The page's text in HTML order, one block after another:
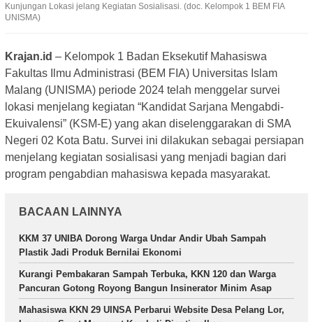
Kunjungan Lokasi jelang Kegiatan Sosialisasi. (doc. Kelompok 1 BEM FIA
UNISMA)
Krajan.id – Kelompok 1 Badan Eksekutif Mahasiswa
Fakultas Ilmu Administrasi (BEM FIA) Universitas Islam
Malang (UNISMA) periode 2024 telah menggelar survei
lokasi menjelang kegiatan “Kandidat Sarjana Mengabdi-
Ekuivalensi” (KSM-E) yang akan diselenggarakan di SMA
Negeri 02 Kota Batu. Survei ini dilakukan sebagai persiapan
menjelang kegiatan sosialisasi yang menjadi bagian dari
program pengabdian mahasiswa kepada masyarakat.
BACAAN LAINNYA
KKM 37 UNIBA Dorong Warga Undar Andir Ubah Sampah
Plastik Jadi Produk Bernilai Ekonomi
Kurangi Pembakaran Sampah Terbuka, KKN 120 dan Warga
Pancuran Gotong Royong Bangun Insinerator Minim Asap
Mahasiswa KKN 29 UINSA Perbarui Website Desa Pelang Lor,